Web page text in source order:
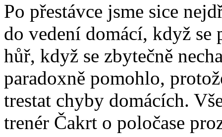
Po přestávce jsme sice
do vedení domácí, když
hůř, když se zbytečně
paradoxně pomohlo,
trestat chyby domácích.
trenér Čakrt o poločase